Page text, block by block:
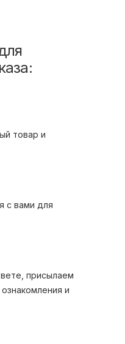
товар и
с вами для
присылаем
и